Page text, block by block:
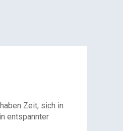
Zeit, sich in
entspannter